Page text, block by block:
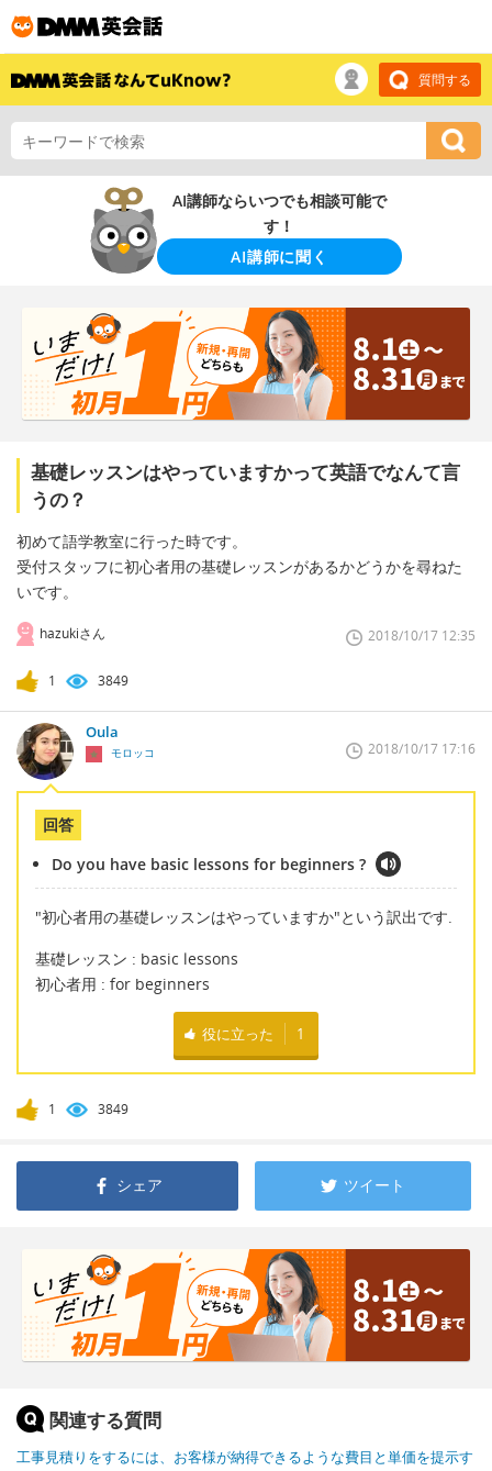
質問する
AI講師ならいつでも相談可能で
す！
AI講師に聞く
基礎レッスンはやっていますかって英語でなんて言
うの？
初めて語学教室に行った時です。
受付スタッフに初心者用の基礎レッスンがあるかどうかを尋ねた
いです。
hazukiさん 2018/10/17 12:35
1 3849
Oula
モロッコ 2018/10/17 17:16
回答
Do you have basic lessons for beginners ?
"初心者用の基礎レッスンはやっていますか"という訳出です.
基礎レッスン : basic lessons
初心者用 : for beginners
役に立った 1
1 3849
シェア ツイート
関連する質問
工事見積りをするには、お客様が納得できるような費目と単価を提示す